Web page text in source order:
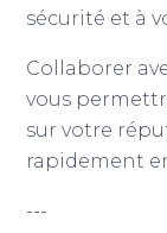
sécurité et à
Collaborer
vous
sur votre
rapidement
---